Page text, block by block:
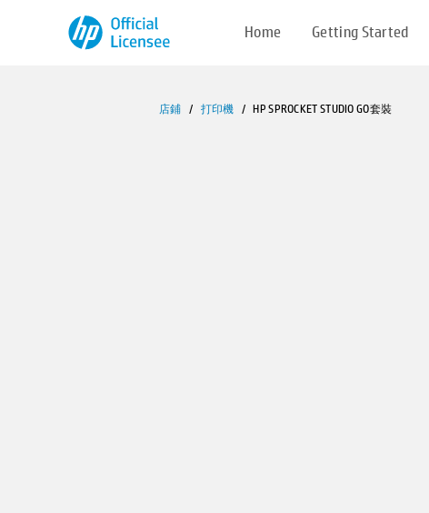
Home Getting Started
店鋪 / 打印機 / HP SPROCKET STUDIO GO套裝